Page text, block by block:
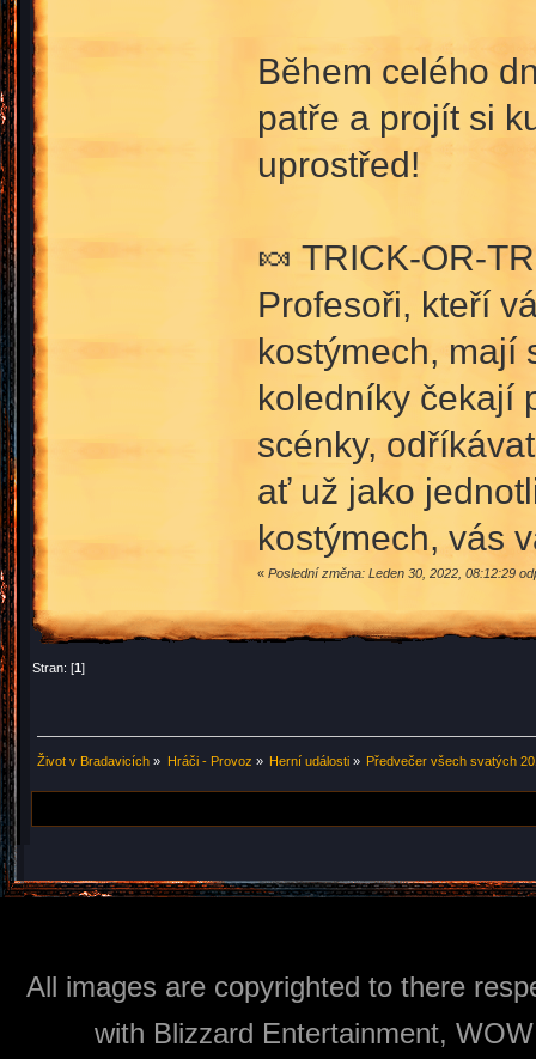
Během celého
patře a projít si
uprostřed!
🍬 TRICK-OR-
Profesoři, kteří
kostýmech, mají
koledníky čekají
scénky,
ať už jako
kostýmech, vás
« Poslední změna: Leden 30, 2022, 08:12:29
Stran: [1]
Život v Bradavicích » Hráči - Provoz » Herní události» Předvečer všech svatých
All images are copyrighted to there
with Blizzard Entertainment,